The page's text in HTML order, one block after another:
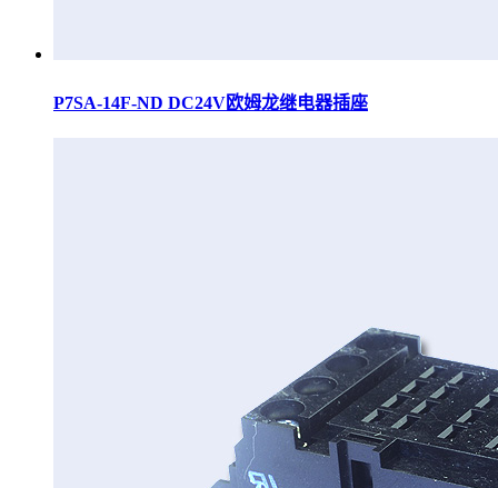
P7SA-14F-ND DC24V欧姆龙继电器插座